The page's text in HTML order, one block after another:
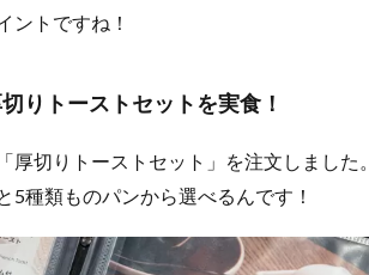
ントですね！
りトーストセットを実食！
厚切りトーストセット」を注文しました。
5種類ものパンから選べるんです！